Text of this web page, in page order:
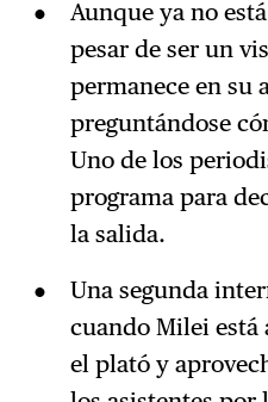
Aunque ya no
pesar de ser un
permanece en su
preguntándose
Uno de los
programa para
la salida.
Una segunda
cuando Milei está
el plató y